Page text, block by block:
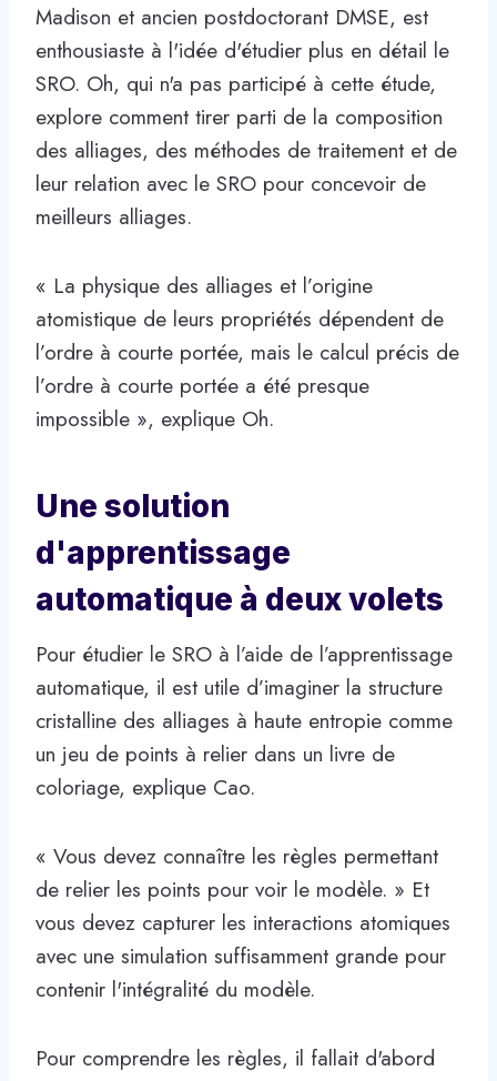
Madison et ancien postdoctorant DMSE, est
enthousiaste à l'idée d'étudier plus en détail le
SRO. Oh, qui n'a pas participé à cette étude,
explore comment tirer parti de la composition
des alliages, des méthodes de traitement et de
leur relation avec le SRO pour concevoir de
meilleurs alliages.
« La physique des alliages et l’origine
atomistique de leurs propriétés dépendent de
l’ordre à courte portée, mais le calcul précis de
l’ordre à courte portée a été presque
impossible », explique Oh.
Une solution
d'apprentissage
automatique à deux volets
Pour étudier le SRO à l’aide de l’apprentissage
automatique, il est utile d’imaginer la structure
cristalline des alliages à haute entropie comme
un jeu de points à relier dans un livre de
coloriage, explique Cao.
« Vous devez connaître les règles permettant
de relier les points pour voir le modèle. » Et
vous devez capturer les interactions atomiques
avec une simulation suffisamment grande pour
contenir l'intégralité du modèle.
Pour comprendre les règles, il fallait d'abord